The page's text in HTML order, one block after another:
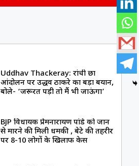
Uddhav Thackeray: रांची छात्र
आंदोलन पर उद्धव ठाकरे का बड़ा बयान,
बोले- ‘जरूरत पड़ी तो मैं भी जाऊंगा’
BJP विधायक प्रेमनारायण पांडे को जान
से मारने की मिली धमकी , बेटे की तहरीर
पर 8-10 लोगों के खिलाफ केस